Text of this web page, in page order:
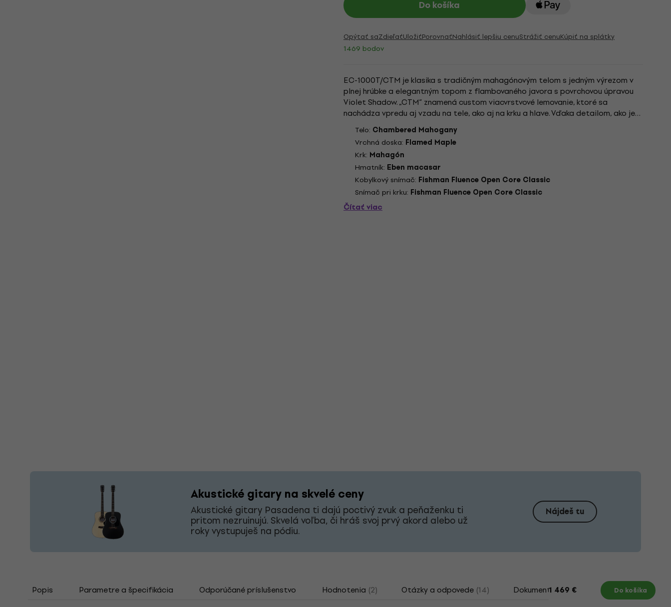
Do košíka
Opýtať saZdieľaťUložiťPorovnaťNahlásiť lepšiu cenuStrážiť cenuKúpiť na splátky
1469 bodov
EC-1000T/CTM je klasika s tradičným mahagónovým telom s jedným výrezom v
plnej hrúbke a elegantným topom z flambovaného javora s povrchovou úpravou
Violet Shadow. „CTM“ znamená custom viacvrstvové lemovanie, ktoré sa
nachádza vpredu aj vzadu na tele, ako aj na krku a hlave. Vďaka detailom, ako je
napríklad javorová hlava vo farbe tela, táto...
Telo: Chambered Mahogany
Vrchná doska: Flamed Maple
Krk: Mahagón
Hmatník: Eben macasar
Kobylkový snímač: Fishman Fluence Open Core Classic
Snímač pri krku: Fishman Fluence Open Core Classic
Čítať viac
Akustické gitary na skvelé ceny
Akustické gitary Pasadena ti dajú poctivý zvuk a peňaženku ti
pritom nezruinujú. Skvelá voľba, či hráš svoj prvý akord alebo už
roky vystupuješ na pódiu.
Nájdeš tu
Popis Parametre a špecifikácia Odporúčané príslušenstvo Hodnotenia (2) Otázky a odpovede (14) Dokumenty Ako vybrať elektrickú
1 469 € Do košíka